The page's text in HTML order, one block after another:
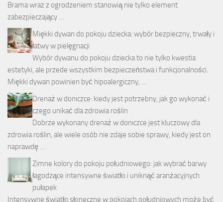
Brama wraz z ogrodzeniem stanowią nie tylko element
zabezpieczający …
Miękki dywan do pokoju dziecka: wybór bezpieczny, trwały i
łatwy w pielęgnacji
Wybór dywanu do pokoju dziecka to nie tylko kwestia
estetyki, ale przede wszystkim bezpieczeństwa i funkcjonalności.
Miękki dywan powinien być hipoalergiczny, …
Drenaż w doniczce: kiedy jest potrzebny, jak go wykonać i
czego unikać dla zdrowia roślin
Dobrze wykonany drenaż w doniczce jest kluczowy dla
zdrowia roślin, ale wiele osób nie zdaje sobie sprawy, kiedy jest on
naprawdę …
Zimne kolory do pokoju południowego: jak wybrać barwy
łagodzące intensywne światło i uniknąć aranżacyjnych
pułapek
Intensywne światło słoneczne w pokojach południowych może być